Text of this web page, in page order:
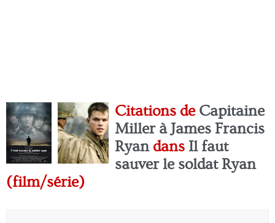
Citations de Capitaine
Miller à James Francis
Ryandans Il faut
sauver le soldat Ryan
(film/série)